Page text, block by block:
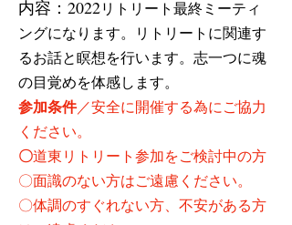
内容：2022リトリート最終ミーティ
ングになります。リトリートに関連す
るお話と瞑想を行います。志一つに魂
の目覚めを体感します。
参加条件／安全に開催する為にご協力
ください。
〇​道東リトリート参加をご検討中の方
〇面識のない方はご遠慮ください。
〇体調のすぐれない方、不安がある方